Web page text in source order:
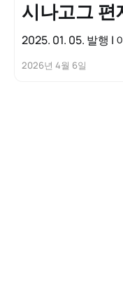
시나고그 편
2025. 01. 05. 발행 |
2026년 4월 6일